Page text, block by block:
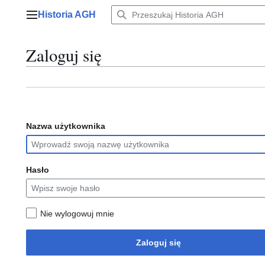
Menu główne
Historia AGH
Zaloguj się
Nazwa użytkownika
Hasło
Nie wylogowuj mnie
Zaloguj się